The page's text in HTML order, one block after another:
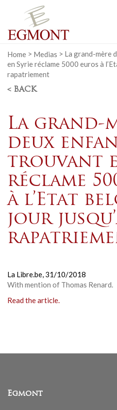
Home > Medias > La grand-mère
en Syrie réclame 5000 euros à
rapatriement
< BACK
La grand-
deux
trouvant
réclame
à l’Etat
jour
La Libre.be, 31/10/2018
With mention of Thomas Renard.
Read the article.
Egmont